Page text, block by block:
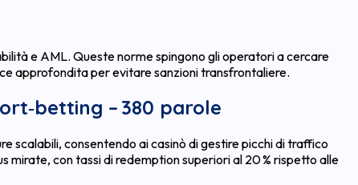
e AML. Queste norme spingono gli operatori a cercare
approfondita per evitare sanzioni transfrontaliere.
– 380 parole
scalabili, consentendo ai casinò di gestire picchi di traffico
con tassi di redemption superiori al 20 % rispetto alle